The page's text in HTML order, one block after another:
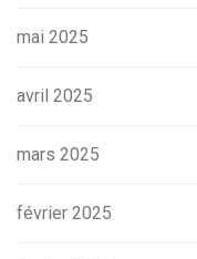
mai 2025
avril 2025
mars 2025
février 2025